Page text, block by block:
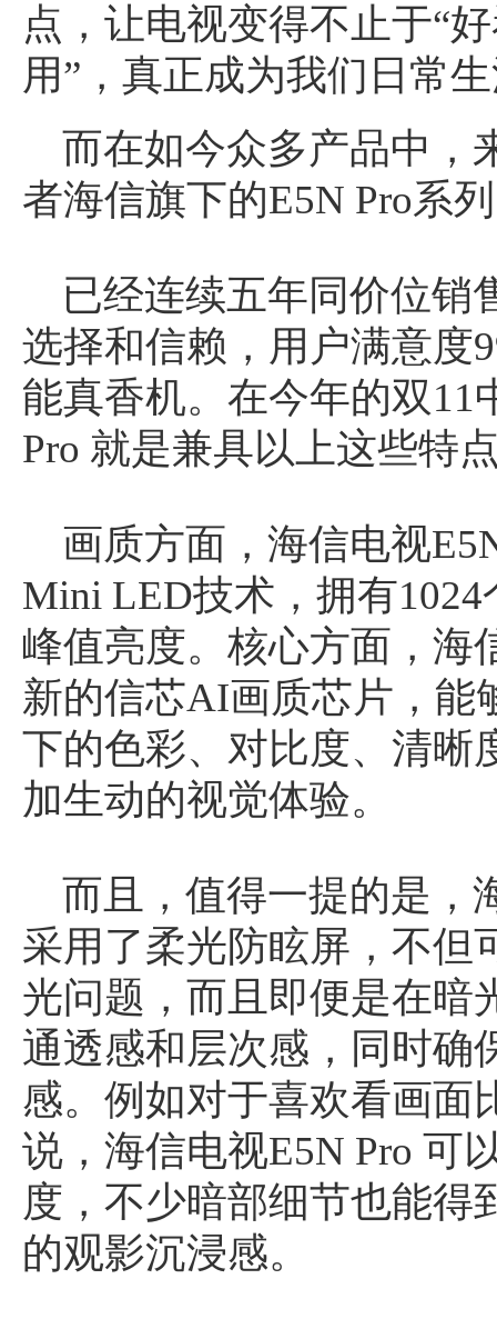
点，让电视变得不止于“
用”，真正成为我们日常
而在如今众多产品中，
者海信旗下的E5N Pro系列
已经连续五年同价位销
选择和信赖，用户满意度
能真香机。在今年的双11
Pro 就是兼具以上这些特
画质方面，海信电视
Mini LED技术，拥有
峰值亮度。核心方面，海
新的信芯AI画质芯片，能
下的色彩、对比度、清晰
加生动的视觉体验。
而且，值得一提的是，
采用了柔光防眩屏，不但
光问题，而且即便是在暗
通透感和层次感，同时确
感。例如对于喜欢看画面
说，海信电视E5N Pro 可
度，不少暗部细节也能得
的观影沉浸感。